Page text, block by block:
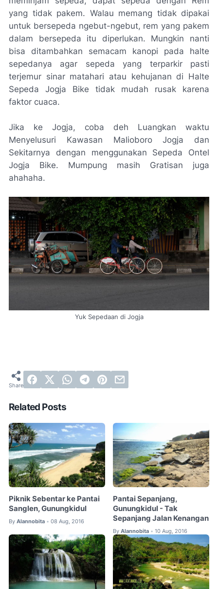
yang tidak pakem. Walau memang tidak dipakai
untuk bersepeda ngebut-ngebut, rem yang pakem
dalam bersepeda itu diperlukan. Mungkin nanti
bisa ditambahkan semacam kanopi pada halte
sepedanya agar sepeda yang terparkir pasti
terjemur sinar matahari atau kehujanan di Halte
Sepeda Jogja Bike tidak mudah rusak karena
faktor cuaca.
Jika ke Jogja, coba deh Luangkan waktu
Menyelusuri Kawasan Malioboro Jogja dan
Sekitarnya dengan menggunakan Sepeda Ontel
Jogja Bike. Mumpung masih Gratisan juga
ahahaha.
Yuk Sepedaan di Jogja
Related Posts
Piknik Sebentar ke Pantai
Sanglen, Gunungkidul
By Alannobita • 08 Aug, 2016
Pantai Sepanjang,
Gunungkidul - Tak
Sepanjang Jalan Kenangan
By Alannobita • 10 Aug, 2016